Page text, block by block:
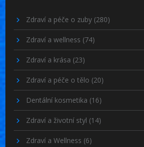
Zdraví a péče o zuby (280)
Zdraví a wellness (74)
Zdraví a krása (23)
Zdraví a péče o tělo (20)
Dentální kosmetika (16)
Zdraví a životní styl (14)
Zdraví a Wellness (6)